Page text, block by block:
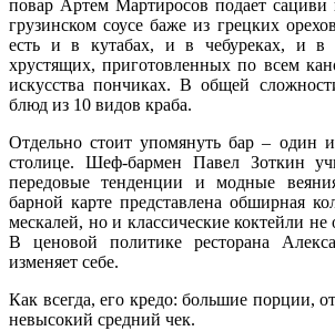
повар Артем Мартиросов подает сациви
грузинском соусе баже из грецких
есть и в кутабах, и в чебуреках, и
хрустящих, приготовленных по всем
искусства пончиках. В общей
блюд из 10 видов краба.
Отдельно стоит упомянуть бар – один
столице. Шеф-бармен Павел Зоткин
передовые тенденции и модные
барной карте представлена обширная
мескалей, но и классические коктейли
В ценовой политике ресторана
изменяет себе.
Как всегда, его кредо: большие порции,
невысокий средний чек.